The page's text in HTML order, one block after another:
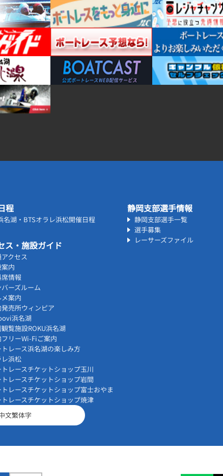
程
名湖・BTSオラレ浜松開催日程
ス・施設ガイド
クセス
内
情報
バーズルーム
案内
売所ウィンピア
浜名湖
覧施設ROKU浜名湖
リーWi-Fiご案内
トレース浜名湖の楽しみ方
レ浜松
トレースチケットショップ玉川
トレースチケットショップ岩間
トレースチケットショップ富士おやま
トレースチケットショップ焼津
静岡支部選手情報
静岡支部選手一覧
選手募集
レーサーズファイル
文繁体字